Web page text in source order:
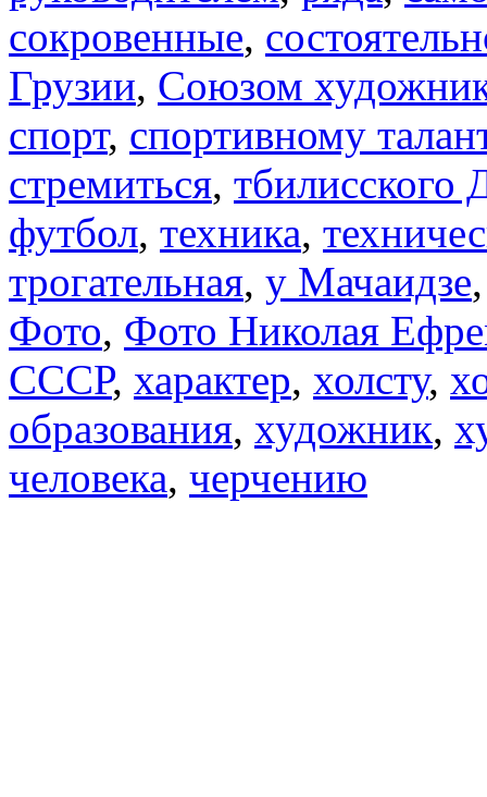
сокровенные,
Грузии, Союзом
спорт, спортивному
стремиться, тбилисского
футбол, техника,
трогательная, у Мачаидзе
Фото, Фото Николая
СССР, характер, холсту,
образования, художник,
человека, черчению